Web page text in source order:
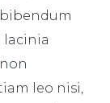
lacinia
leo nisi,